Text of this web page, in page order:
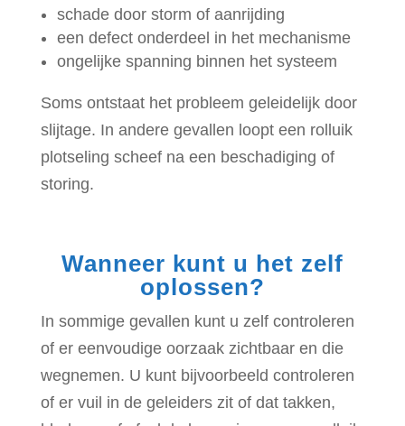
schade door storm of aanrijding
een defect onderdeel in het mechanisme
ongelijke spanning binnen het systeem
Soms ontstaat het probleem geleidelijk door
slijtage. In andere gevallen loopt een rolluik
plotseling scheef na een beschadiging of
storing.
Wanneer kunt u het zelf
oplossen?
In sommige gevallen kunt u zelf controleren
of er eenvoudige oorzaak zichtbaar en die
wegnemen. U kunt bijvoorbeeld controleren
of er vuil in de geleiders zit of dat takken,